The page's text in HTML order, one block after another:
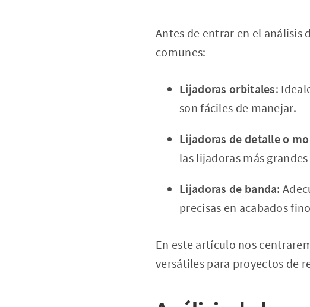
Antes de entrar en el análisis
comunes:
Lijadoras orbitales:
son fáciles de manejar.
Lijadoras de detalle o
las lijadoras más
Lijadoras de banda:
precisas en acabados
En este artículo nos
versátiles para proyectos de